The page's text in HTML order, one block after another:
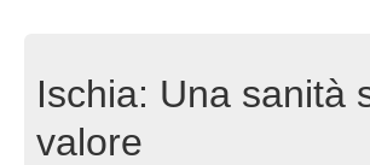
Ischia: Una sanità
valore